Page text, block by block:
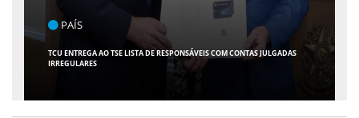
ENTRETENIMENTO
ARACAJU RECEBE ESPETÁCULO INFANTIL "SPIDEY E SEUS AMIGOS" COM
AVENTURA AO VIVO NO TEATRO ATHENEU